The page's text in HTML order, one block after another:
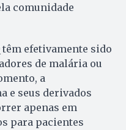
comunidade
efetivamente sido
de malária ou
a
e seus derivados
apenas em
para pacientes